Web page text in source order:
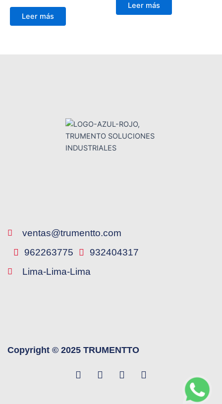
Leer más
Leer más
ventas@trumentto.com
962263775
932404317
Lima-Lima-Lima
Copyright © 2025 TRUMENTTO
F
a
W
h
Y
o
L
i